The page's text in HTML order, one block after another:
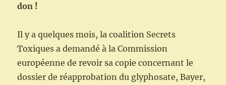
don !
Il y a quelques mois, la coalition Secrets
Toxiques a demandé à la Commission
européenne de revoir sa copie concernant le
dossier de réapprobation du glyphosate, Bayer,